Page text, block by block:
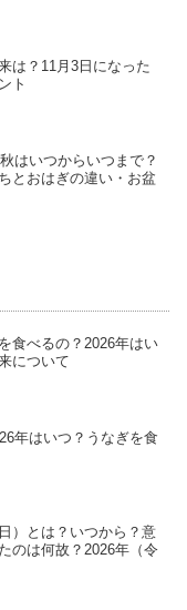
は？11月3日になった
ト
はいつからいつまで？
とおはぎの違い・お盆
食べるの？2026年はい
について
年はいつ？うなぎを食
）とは？いつから？意
のは何故？2026年（令